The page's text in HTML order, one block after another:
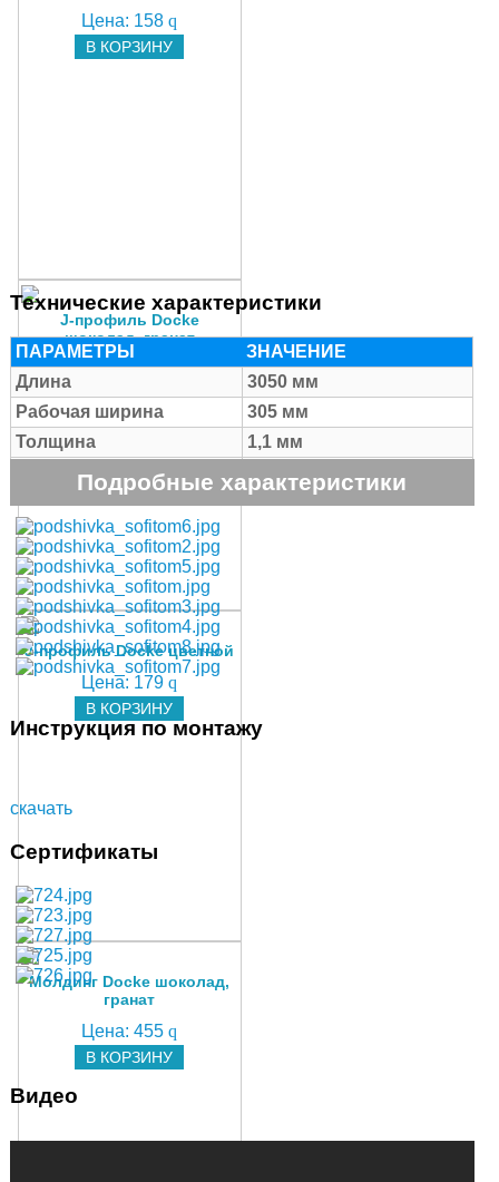
Цена: 158 q
В КОРЗИНУ
J-профиль Docke
шоколад, гранат
Цена:219 q
В КОРЗИНУ
J-профиль Docke цветной
Цена: 179 q
В КОРЗИНУ
Молдинг Docke шоколад,
гранат
Цена:455 q
В КОРЗИНУ
Технические характеристики
ПАРАМЕТРЫ
ЗНАЧЕНИЕ
Длина
3050 мм
Рабочая ширина
305 мм
Толщина
1,1 мм
Полезная площадь
панели
0,93 кв.м
Количество в коробке
Вес коробки (брутто)
Подробные характеристики
Инструкция по монтажу
скачать
Сертификаты
Видео